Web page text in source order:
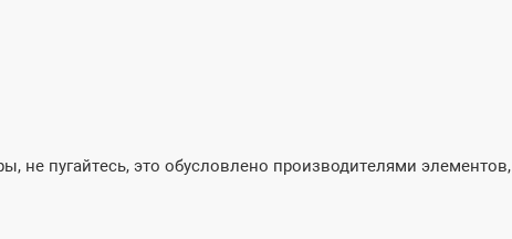
пугайтесь, это обусловлено производителями